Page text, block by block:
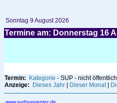
Sonntag 9 August 2026
Termine am: Donnerstag 16
Termin:
Kategorie - SUP - nicht
Anzeige:
Dieses Jahr Dieser Monat|
www.surfsupcenter.de